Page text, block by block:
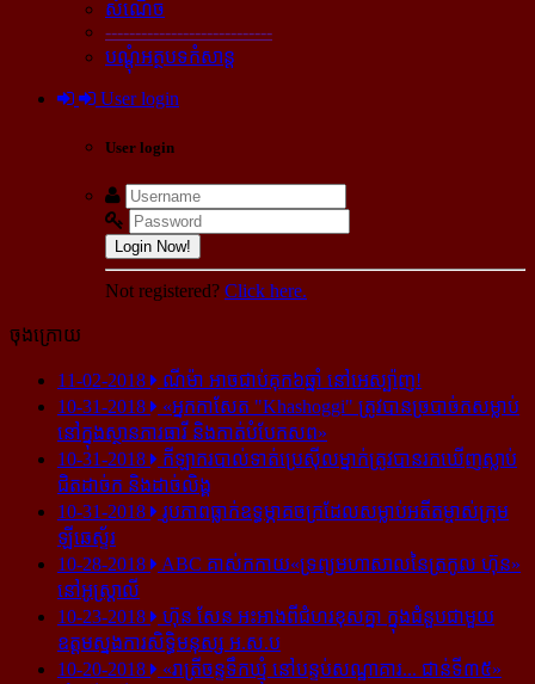
សំណើច
----------------------------
បណ្ដុំអត្ថបទកំសាន្ដ
User login
User login
Login Now!
Not registered? Click here.
ចុងក្រោយ
11-02-2018
ណីម៉ា អាច​ជាប់​គុក​៦ឆ្នាំ នៅ​អេស្ប៉ាញ!
10-31-2018
«អ្នក​កាសែត "Khashoggi" ត្រូវ​បាន​ច្របាច់ក​សម្លាប់​
នៅ​ក្នុង​ស្ថាន​ភារធារី និង​កាត់​បំបែក​សព»
10-31-2018
កីឡាករ​បាល់ទាត់​ប្រេស៊ីល​ម្នាក់​ត្រូវ​បាន​រក​ឃើញ​ស្លាប់​
ជិត​ដាច់ក និង​ដាច់​លិង្គ
10-31-2018
រូបភាព​ធ្លាក់​ឧទ្ធម្ភាគចក្រ​ដែល​សម្លាប់​អតីត​ម្ចាស់​ក្រុម​
ឡីឆេស្ទ័រ
10-28-2018
ABC គាស់​កកាយ​«ទ្រព្យមហាសាល​នៃ​ត្រកូល ហ៊ុន»​
នៅ​អូស្ត្រាលី
10-23-2018
ហ៊ុន សែន អះអាង​ពី​ជំហរ​ខុស​គ្នា ក្នុង​ជំនួប​ជាមួយ​
ឧត្តម​ស្នងការ​សិទ្ធិ​មនុស្ស អ.ស.ប
10-20-2018
«រាត្រីចន្ទទឹកឃ្មុំ នៅបន្ទប់សណ្ឋាគារ... ជាន់ទី៣៥»